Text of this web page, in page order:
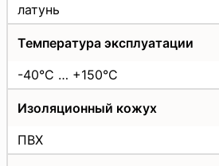
латунь
Температура эксплуатации
-40°C … +150°C
Изоляционный кожух
ПВХ